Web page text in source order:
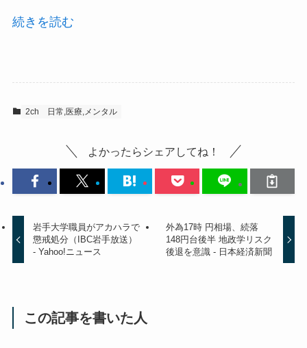
続きを読む
2ch 日常,医療,メンタル
よかったらシェアしてね！
岩手大学職員がアカハラで
懲戒処分（IBC岩手放送）
- Yahoo!ニュース
外為17時 円相場、続落
148円台後半 地政学リスク
後退を意識 - 日本経済新聞
この記事を書いた人